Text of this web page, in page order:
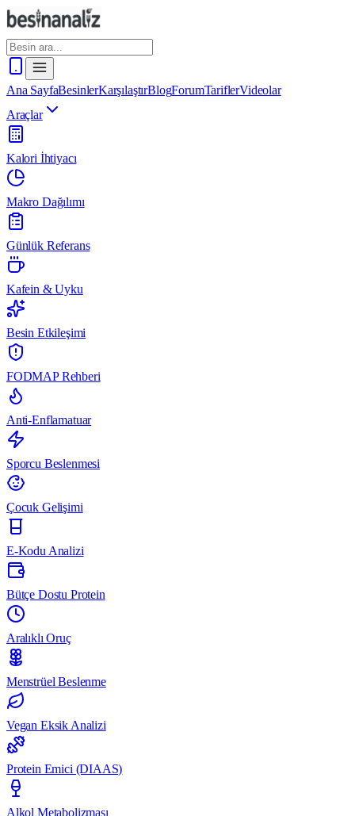
Ana SayfaBesinlerKarşılaştırBlogForumTariflerVideolar
Araçlar
Kalori İhtiyacı
Makro Dağılımı
Günlük Referans
Kafein & Uyku
Besin Etkileşimi
FODMAP Rehberi
Anti-Enflamatuar
Sporcu Beslenmesi
Çocuk Gelişimi
E-Kodu Analizi
Bütçe Dostu Protein
Aralıklı Oruç
Menstrüel Beslenme
Vegan Eksik Analizi
Protein Emici (DIAAS)
Alkol Metabolizması